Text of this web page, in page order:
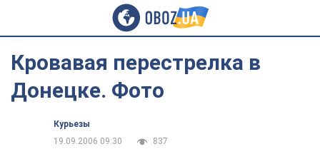
Кровавая перестрелка в
Донецке. Фото
Курьезы
19.09.2006 09:30
837